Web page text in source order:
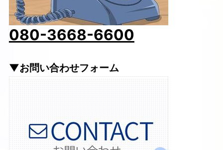
080-3668-6600
▼お問い合わせフォーム